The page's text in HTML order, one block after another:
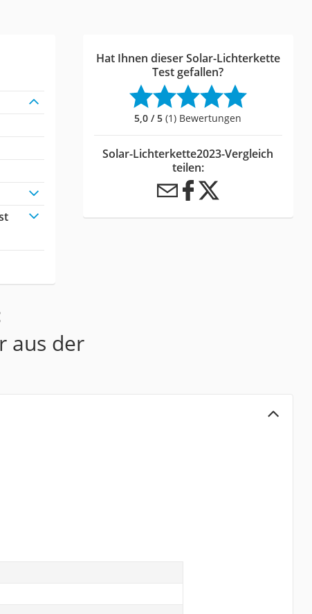
Hat Ihnen dieser Solar-Lichterkette
Test gefallen?
5,0 / 5 (1) Bewertungen
Solar-Lichterkette2023-Vergleich
teilen:
aus der